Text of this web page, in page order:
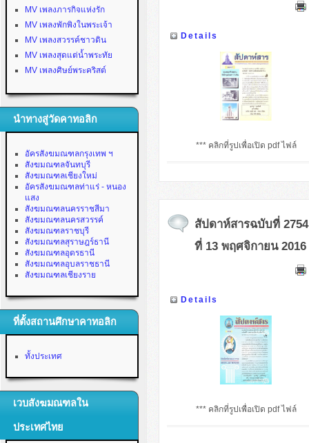
MV เพลงภารกิจแห่งรัก
MV เพลงพักพิงในพระเจ้า
MV เพลงสวรรค์ชาวดิน
MV เพลงสุดแต่น้ำพระทัย
MV เพลงศิษย์พระคริสต์
นำทางสู่วัดคาทอลิก
อัครสังฆมณฑลกรุงเทพ ฯ
สังฆมณฑลจันทบุรี
สังฆมณฑลเชียงใหม่
อัครสังฆมณฑลท่าแร่ - หนอง
แสง
สังฆมณฑลนครราชสีมา
สังฆมณฑลนครสวรรค์
สังฆมณฑลราชบุรี
สังฆมณฑลสุราษฎร์ธานี
สังฆมณฑลอุดรธานี
สังฆมณฑลอุบลราชธานี
สังฆมณฑลเชียงราย
ที่ตั้งสถานศึกษาคาทอลิก
ทั้งประเทศ
เวบสังฆมณฑลใน
ประเทศไทย
Details
*** คลิกที่รูปเพื่อเปิด pdf ไฟล์
สัปดาห์สารฉบับที่
ที่ 13 พฤศจิกายน 2016
Details
*** คลิกที่รูปเพื่อเปิด pdf ไฟล์